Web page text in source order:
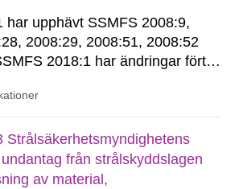
har upphävt SSMFS 2008:9,
2008:29, 2008:51, 2008:52
2018:1 har ändringar förts
SSMFS 2024:2 och SSMFS
Strålsäkerhetsmyndighetens
från strålskyddslagen
av material,